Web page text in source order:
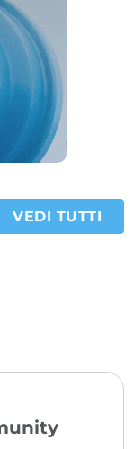
VEDI TUTTI